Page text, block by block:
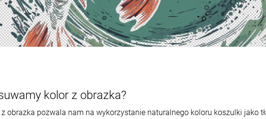
kolor z obrazka?
obrazka pozwala nam na wykorzystanie naturalnego koloru koszulki jako